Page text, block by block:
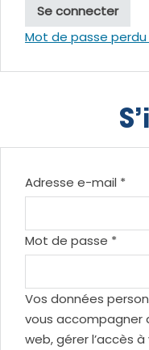
Se connecter
Mot de passe perdu
Adresse e-mail *
Mot de passe *
Vos données
vous accompagner
web, gérer l’accès